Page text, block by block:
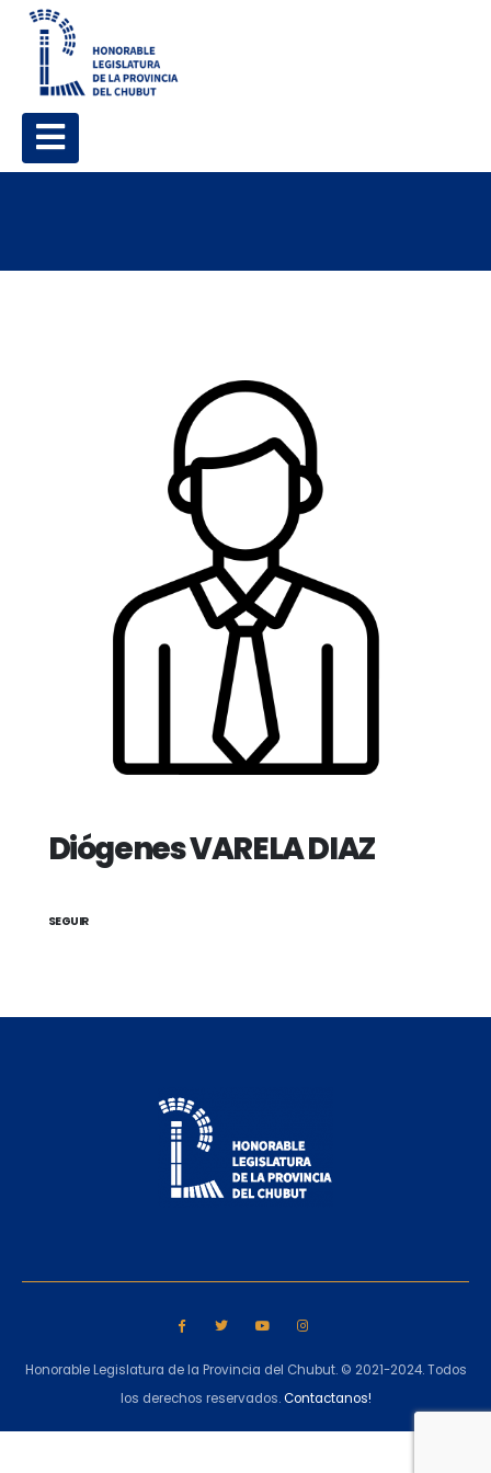
Diógenes VARELA DIAZ
SEGUIR
Honorable Legislatura de la Provincia del Chubut. © 2021-2024. Todos
los derechos reservados.Contactanos!